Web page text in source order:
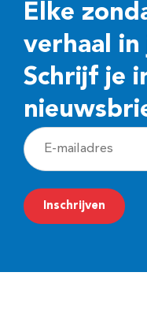
Elke
verhaal in
Schrijf je
E
-
m
a
Inschrijven